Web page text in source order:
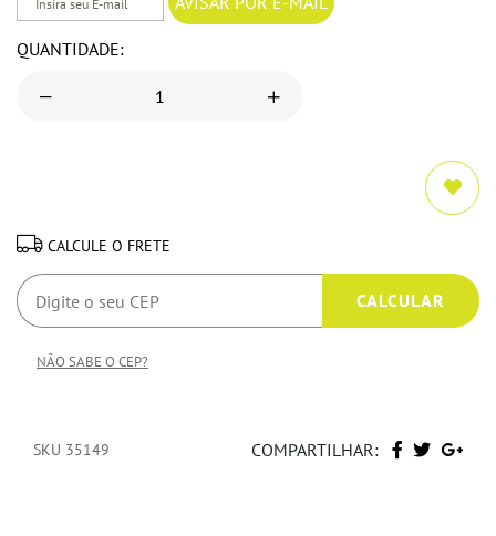
QUANTIDADE:
CALCULE O FRETE
NÃO SABE O CEP?
SKU 35149 COMPARTILHAR: